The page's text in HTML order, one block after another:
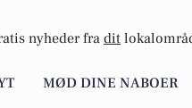
nyheder fra dit
MØD DINE NABOER